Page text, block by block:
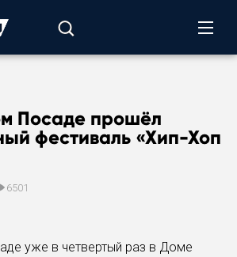
Посаде прошёл
фестиваль «Хип-Хоп
6501
уже в четвертый раз в Доме